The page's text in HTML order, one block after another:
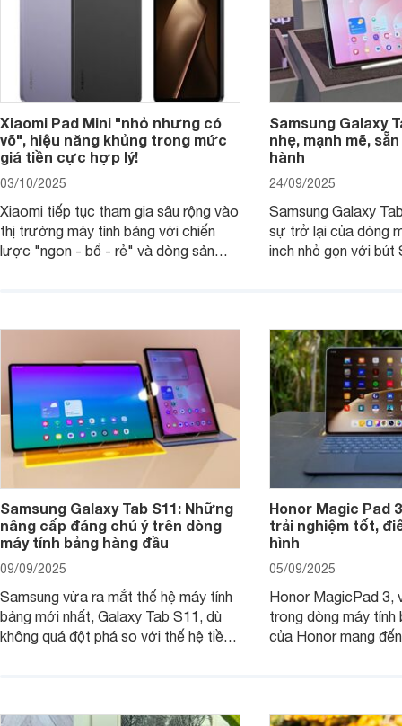
Xiaomi Pad Mini "nhỏ nhưng có
võ", hiệu năng khủng trong mức
giá tiền cực hợp lý!
03/10/2025
Xiaomi tiếp tục tham gia sâu rộng vào
thị trường máy tính bảng với chiến
lược "ngon - bổ - rẻ" và dòng sản
hội tụ những trang bị cao cấp hàng
đầu, tối ưu trải nghiệm của người sử
dụng.
Samsung Galaxy
nhẹ, mạnh mẽ,
hành
24/09/2025
Samsung Galaxy
sự trở lại của dòng
inch nhỏ gọn với bút
thực sự đáng giá?
Samsung Galaxy Tab S11: Những
nâng cấp đáng chú ý trên dòng
máy tính bảng hàng đầu
09/09/2025
Samsung vừa ra mắt thế hệ máy tính
bảng mới nhất, Galaxy Tab S11, dù
không quá đột phá so với thế hệ tiền
đến trải nghiệm người dùng liền mạch
Honor Magic Pad
trải nghiệm tốt,
hình
05/09/2025
Honor MagicPad 3,
trong dòng máy tính
của Honor mang
để lại một điểm trừ